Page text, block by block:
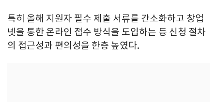
특히 올해 지원자 필수 제출 서류를 간소화하고 창업
넷을 통한 온라인 접수 방식을 도입하는 등 신청 절차
의 접근성과 편의성을 한층 높였다.